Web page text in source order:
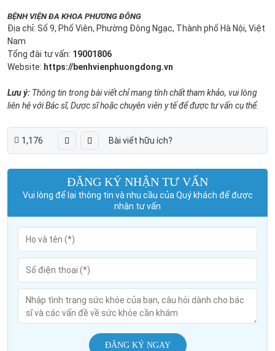
BỆNH VIỆN ĐA KHOA PHƯƠNG ĐÔNG
Địa chỉ: Số 9, Phố Viên, Phường Đông Ngạc, Thành phố Hà Nội, Việt
Nam
Tổng đài tư vấn: 19001806
Website: https://benhvienphuongdong.vn
Lưu ý: Thông tin trong bài viết chỉ mang tính chất tham khảo, vui lòng
liên hệ với Bác sĩ, Dược sĩ hoặc chuyên viên y tế để được tư vấn cụ thể.
1,176 Bài viết hữu ích?
ĐĂNG KÝ NHẬN TƯ VẤN
Vui lòng để lại thông tin và nhu cầu của Quý khách để được
nhận tư vấn
ĐĂNG KÝ NGAY